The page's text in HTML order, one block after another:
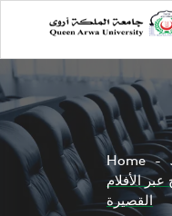
Home
الأفلام
القصيرة